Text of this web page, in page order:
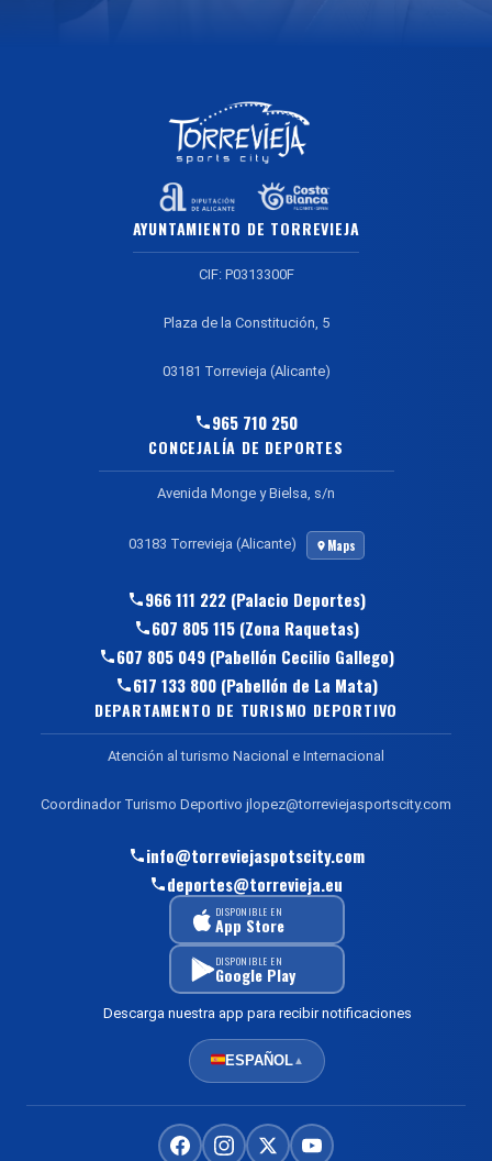
AYUNTAMIENTO DE TORREVIEJA
CIF: P0313300F
Plaza de la Constitución, 5
03181 Torrevieja (Alicante)
965 710 250
CONCEJALÍA DE DEPORTES
Avenida Monge y Bielsa, s/n
03183 Torrevieja (Alicante) Maps
966 111 222 (Palacio Deportes)
607 805 115 (Zona Raquetas)
607 805 049 (Pabellón Cecilio Gallego)
617 133 800 (Pabellón de La Mata)
DEPARTAMENTO DE TURISMO DEPORTIVO
Atención al turismo Nacional e Internacional
Coordinador Turismo Deportivo jlopez@torreviejasportscity.com
info@torreviejaspotscity.com
deportes@torrevieja.eu
DISPONIBLE EN
App Store
DISPONIBLE EN
Google Play
Descarga nuestra app para recibir notificaciones
ESPAÑOL▲